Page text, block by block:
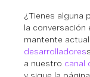
¿Tienes alguna
la conversación
mantente
desarrolladores
a nuestro canal